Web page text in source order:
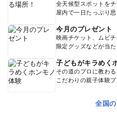
全天候型スポットをチ
屋内で一日たっぷり
今月のプレゼント
映画チケット、ムビチ
限定グッズなどが当た
子どもがキラめく
その道のプロに教わる
こだわりの親子体験プ
全国